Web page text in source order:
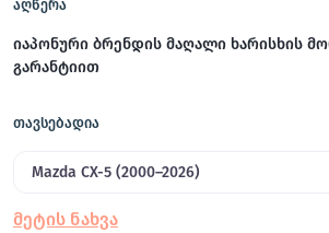
აღწერა
იაპონური ბრენდის მაღალი ხარისხის
გარანტიით
თავსებადია
Mazda CX-5 (2000–2026)